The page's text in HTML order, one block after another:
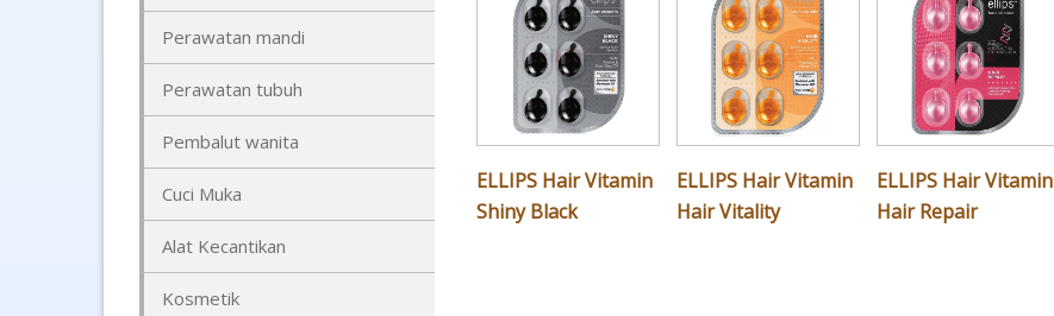
Perawatan mandi
Perawatan tubuh
Pembalut wanita
Cuci Muka
Alat Kecantikan
Kosmetik
ELLIPS Hair Vitamin
Shiny Black
ELLIPS Hair Vitamin
Hair Vitality
ELLIPS Hair Vitamin
Hair Repair